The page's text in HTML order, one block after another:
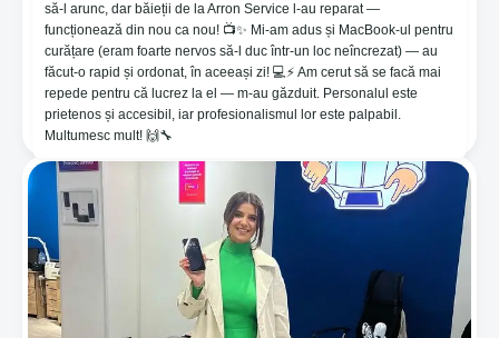
să-l arunc, dar băieții de la Arron Service l-au reparat —
funcționează din nou ca nou! 📺✨ Mi-am adus și MacBook-ul pentru
curățare (eram foarte nervos să-l duc într-un loc neîncrezat) — au
făcut-o rapid și ordonat, în aceeași zi! 💻⚡️ Am cerut să se facă mai
repede pentru că lucrez la el — m-au găzduit. Personalul este
prietenos și accesibil, iar profesionalismul lor este palpabil.
Multumesc mult! 🙌🔧
🔥Нанесение пленки для защиты на основе
гидрогеля, который помогает от неровностей и
восстанавливает царапины 🤪. 😱Мы
предоставляем гарантию 365 дней! ⚙️Noi мы
берем на себя ответственность за качество
предоставляемых нами услуг!